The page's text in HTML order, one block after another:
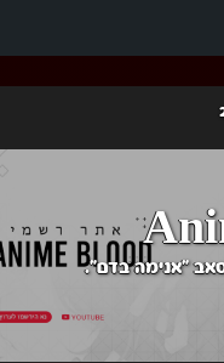
"אנימה בדם".